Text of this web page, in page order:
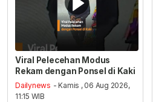
Viral Pelecehan Modus
Rekam dengan Ponsel di Kaki
Dailynews - Kamis , 06 Aug 2026,
11:15 WIB